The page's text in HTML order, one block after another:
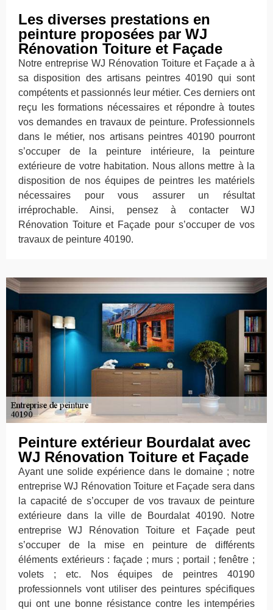
Les diverses prestations en
peinture proposées par WJ
Rénovation Toiture et Façade
Notre entreprise WJ Rénovation Toiture et Façade a à
sa disposition des artisans peintres 40190 qui sont
compétents et passionnés leur métier. Ces derniers ont
reçu les formations nécessaires et répondre à toutes
vos demandes en travaux de peinture. Professionnels
dans le métier, nos artisans peintres 40190 pourront
s’occuper de la peinture intérieure, la peinture
extérieure de votre habitation. Nous allons mettre à la
disposition de nos équipes de peintres les matériels
nécessaires pour vous assurer un résultat
irréprochable. Ainsi, pensez à contacter WJ
Rénovation Toiture et Façade pour s’occuper de vos
travaux de peinture 40190.
Peinture extérieur Bourdalat avec
WJ Rénovation Toiture et Façade
Ayant une solide expérience dans le domaine ; notre
entreprise WJ Rénovation Toiture et Façade sera dans
la capacité de s’occuper de vos travaux de peinture
extérieure dans la ville de Bourdalat 40190. Notre
entreprise WJ Rénovation Toiture et Façade peut
s’occuper de la mise en peinture de différents
éléments extérieurs : façade ; murs ; portail ; fenêtre ;
volets ; etc. Nos équipes de peintres 40190
professionnels vont utiliser des peintures spécifiques
qui ont une bonne résistance contre les intempéries